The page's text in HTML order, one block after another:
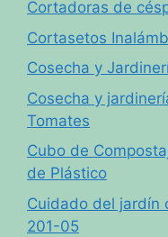
Cortadoras de
Cortasetos
Cosecha y
Cosecha y
Tomates
Cubo de
de Plástico
Cuidado del jardín
201-05